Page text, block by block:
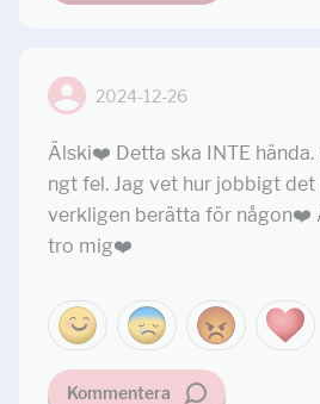
2024-12-26
Älski❤️ Detta ska INTE
ngt fel. Jag vet hur jobbigt
verkligen berätta för någon❤️
tro mig❤️
Kommentera